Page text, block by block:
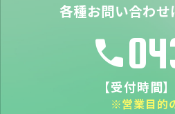
各種お問い合わせ
call
【受付時
※営業目的